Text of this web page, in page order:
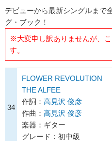
デビューから最新シングルまで
グ・ブック！
※大変申し訳ありませんが、
す。
34
FLOWER REVOLUTION
THE ALFEE
作詞： 高見沢 俊彦
作曲： 高見沢 俊彦
楽器：ギター
グレード：初中級